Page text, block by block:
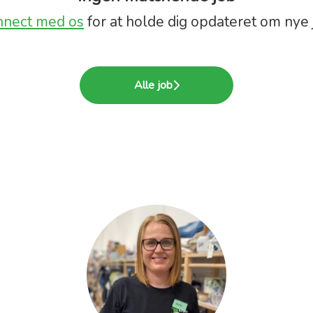
med os for at holde dig opdateret om nye
Alle job